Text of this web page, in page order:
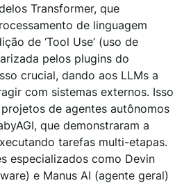
Transformer, que
de linguagem
de ‘Tool Use’ (uso de
pelos plugins do
crucial, dando aos LLMs a
com sistemas externos. Isso
de agentes autônomos
que demonstraram a
tarefas multi-etapas.
especializados como Devin
e Manus AI (agente geral)